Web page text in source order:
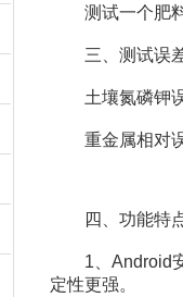
测试一个肥料
三、测试误
土壤氮磷钾误
重金属相对误
四、功能特
1、Android安
定性更强。